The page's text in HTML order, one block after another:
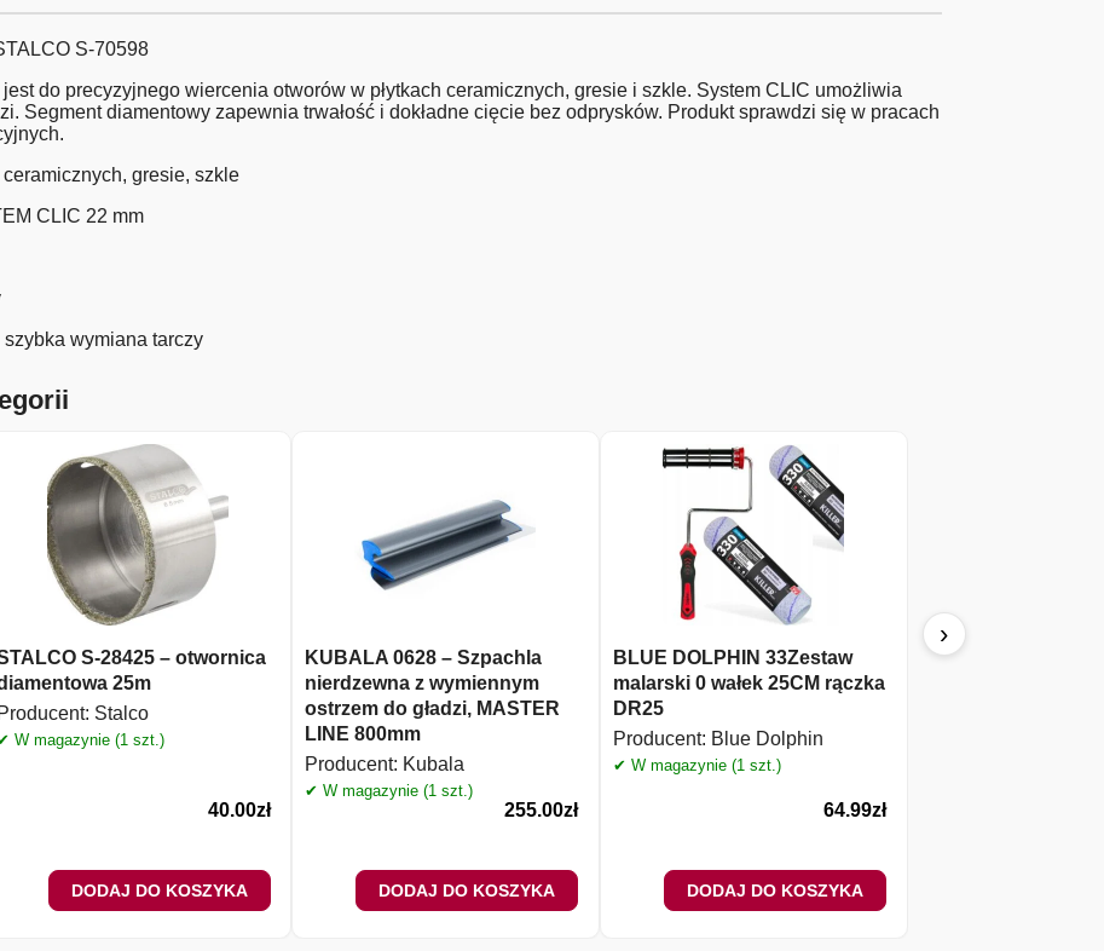
S-70598
do precyzyjnego wiercenia otworów w płytkach ceramicznych, gresie i szkle. System CLIC umożliwia
Segment diamentowy zapewnia trwałość i dokładne cięcie bez odprysków. Produkt sprawdzi się w pracach
gresie, szkle
CLIC 22 mm
wymiana tarczy
S-28425 – otwornica
25m
Producent: Stalco
W magazynie (1 szt.)
40.00zł
DODAJ DO KOSZYKA
KUBALA 0628 – Szpachla
nierdzewna z wymiennym
ostrzem do gładzi, MASTER
LINE 800mm
Producent: Kubala
✔ W magazynie (1 szt.)
255.00zł
DODAJ DO KOSZYKA
BLUE DOLPHIN 33Zestaw
malarski 0 wałek 25CM rączka
DR25
Producent: Blue Dolphin
✔ W magazynie (1 szt.)
64.99zł
DODAJ DO KOSZYKA
STALCO S-71123
›